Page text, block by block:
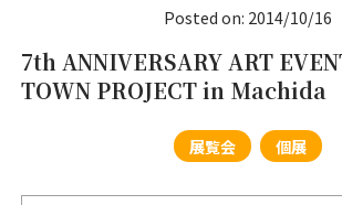
Posted on: 2014/10/16
7th ANNIVERSARY ART
TOWN PROJECT in Machida
展覧会 個展